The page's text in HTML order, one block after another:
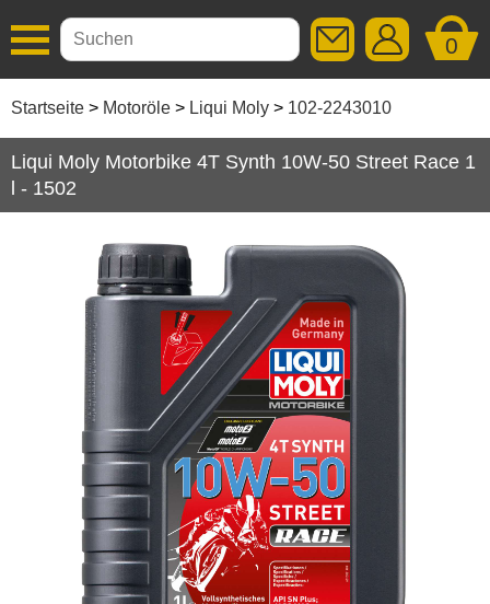
0
Startseite Motoröle Liqui Moly 102-2243010
Additive
Getriebeöle
Liqui Moly
Schmierstoffe
Serviceprodukte
Liqui Moly Motorbike 4T Synth 10W-50 Street Race 1
l - 1502